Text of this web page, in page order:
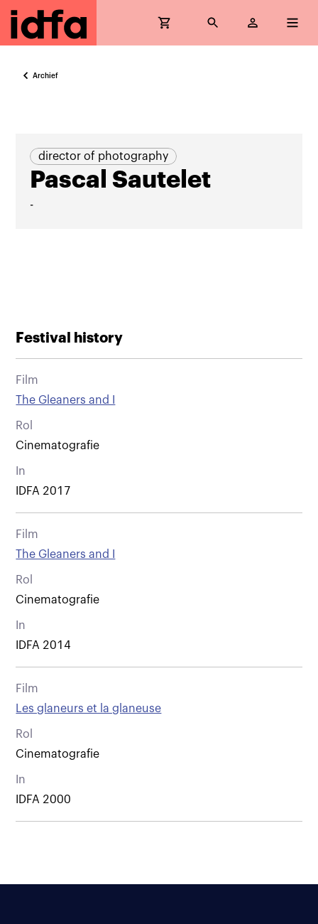
Archief
director of photography
Pascal Sautelet
-
Festival history
Film
The Gleaners and I
Rol
Cinematografie
In
IDFA 2017
Film
The Gleaners and I
Rol
Cinematografie
In
IDFA 2014
Film
Les glaneurs et la glaneuse
Rol
Cinematografie
In
IDFA 2000